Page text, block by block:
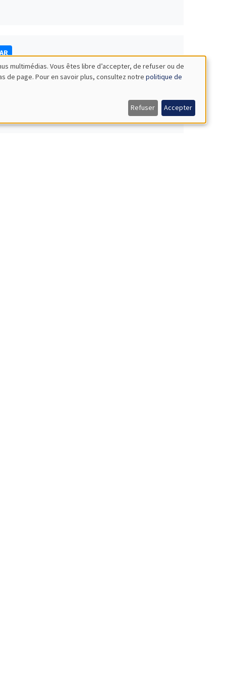
multimédias. Vous êtes libre d’accepter, de refuser ou de
de page. Pour en savoir plus, consultez notre politique de
Refuser Accepter